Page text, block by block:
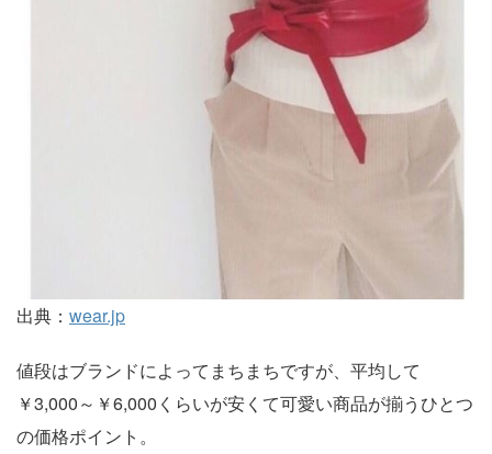
出典： wear.jp
値段はブランドによってまちまちですが、平均して
￥3,000～￥6,000くらいが安くて可愛い商品が揃うひとつ
の価格ポイント。